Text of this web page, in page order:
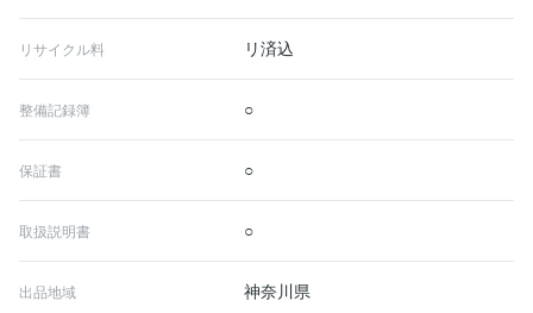
リサイクル料 リ済込
整備記録簿 ○
保証書 ○
取扱説明書 ○
出品地域 神奈川県